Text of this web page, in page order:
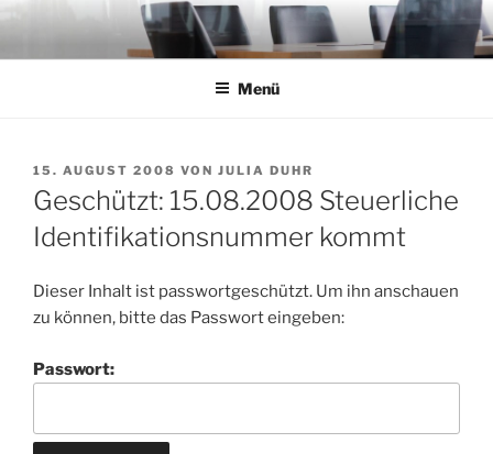
Zum
springen
Menü
VERÖFFENTLICHT
AM
15. AUGUST 2008 VON JULIA DUHR
Geschützt: 15.08.2008 Steuerliche
Identifikationsnummer kommt
Dieser Inhalt ist passwortgeschützt. Um ihn anschauen
zu können, bitte das Passwort eingeben:
Passwort: